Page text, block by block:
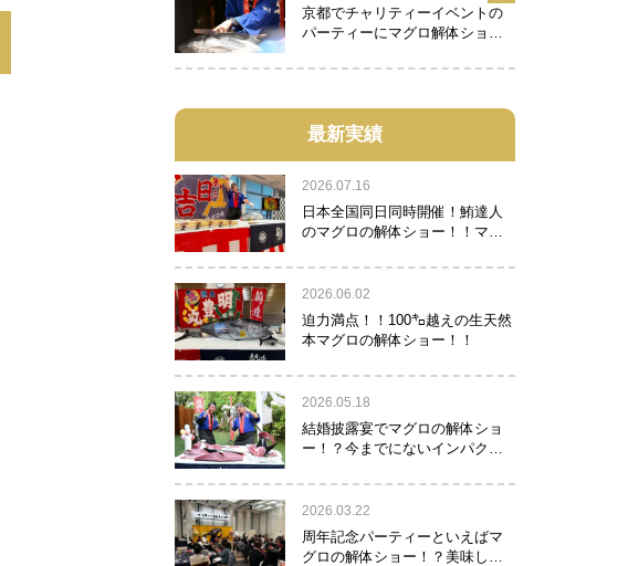
京都でチャリティーイベントの
パーティーにマグロ解体ショー
最新実績
2026.07.16
日本全国同日同時開催！鮪達人
のマグロの解体ショー！！マグ
2026.06.02
迫力満点！！100㌔越えの生天然
本マグロの解体ショー！！
2026.05.18
結婚披露宴でマグロの解体ショ
ー！？今までにないインパクト
スメ！！
2026.03.22
周年記念パーティーといえばマ
グロの解体ショー！？美味し